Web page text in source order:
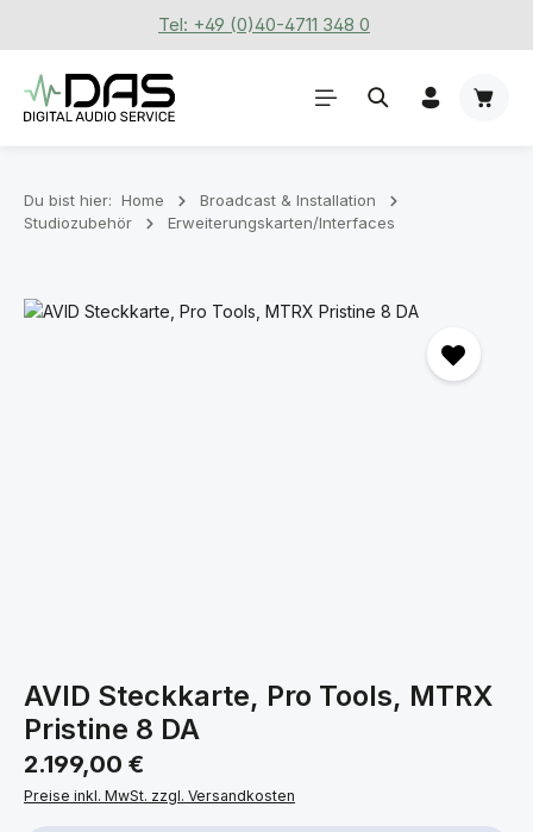
Zum Hauptinhalt springenTel: +49 (0)40-4711 348 0
Du bist hier: Home
Broadcast & Installation
Studiozubehör
Erweiterungskarten/Interfaces
Bildergalerie überspringen
AVID Steckkarte, Pro Tools, MTRX
Pristine 8 DA
Regulärer Preis:
2.199,00 €
Preise inkl. MwSt. zzgl. Versandkosten